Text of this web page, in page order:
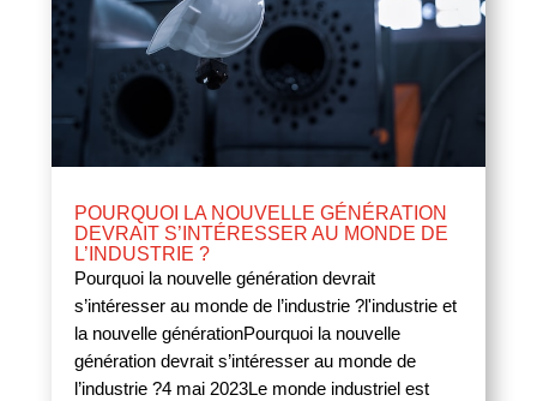
POURQUOI LA NOUVELLE GÉNÉRATION
DEVRAIT S’INTÉRESSER AU MONDE DE
L’INDUSTRIE ?
Pourquoi la nouvelle génération devrait
s’intéresser au monde de l’industrie ?l'industrie et
la nouvelle générationPourquoi la nouvelle
génération devrait s’intéresser au monde de
l’industrie ?4 mai 2023Le monde industriel est